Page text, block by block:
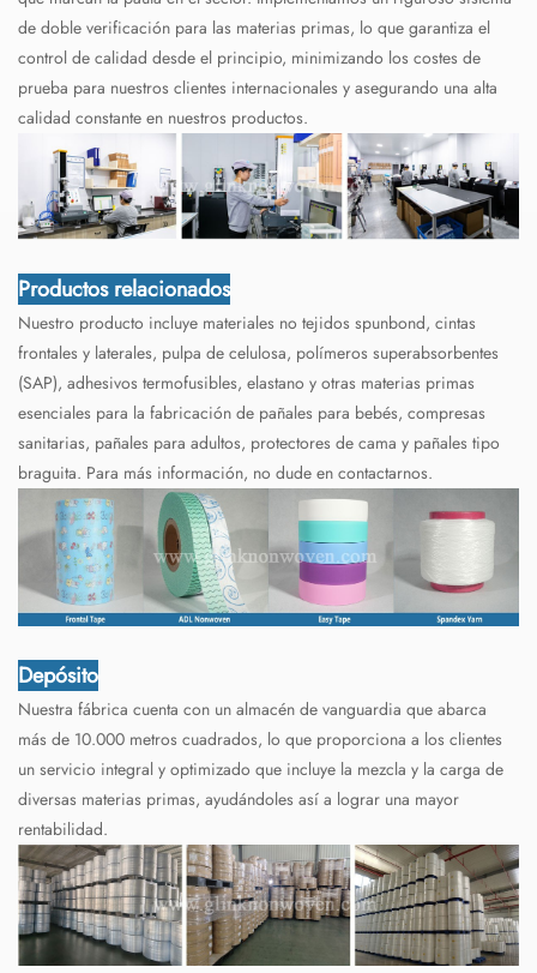
de doble verificación para las materias primas, lo que garantiza el
control de calidad desde el principio, minimizando los costes de
prueba para nuestros clientes internacionales y asegurando una alta
calidad constante en nuestros productos.
Productos relacionados
Nuestro producto incluye materiales no tejidos spunbond, cintas
frontales y laterales, pulpa de celulosa, polímeros superabsorbentes
(SAP), adhesivos termofusibles, elastano y otras materias primas
esenciales para la fabricación de pañales para bebés, compresas
sanitarias, pañales para adultos, protectores de cama y pañales tipo
braguita. Para más información, no dude en contactarnos.
Depósito
Nuestra fábrica cuenta con un almacén de vanguardia que abarca
más de 10.000 metros cuadrados, lo que proporciona a los clientes
un servicio integral y optimizado que incluye la mezcla y la carga de
diversas materias primas, ayudándoles así a lograr una mayor
rentabilidad.